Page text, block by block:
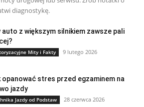
diagnostykę.
auto z większym silnikiem zawsze pali
Mity i Fakty 9 lutego 2026
opanować stres przed egzaminem na
jazdy
Jazdy od Podstaw 28 czerwca 2026